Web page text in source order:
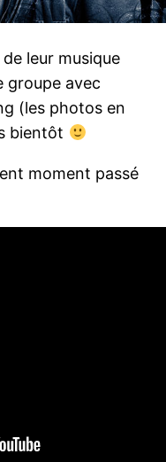
leur musique
groupe avec
(les photos en
bientôt
moment passé